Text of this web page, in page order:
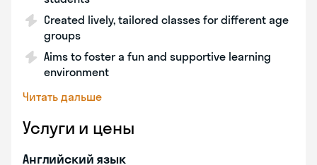
Created lively, tailored classes for different age
groups
Aims to foster a fun and supportive learning
environment
Читать дальше
Услуги и цены
Английский язык